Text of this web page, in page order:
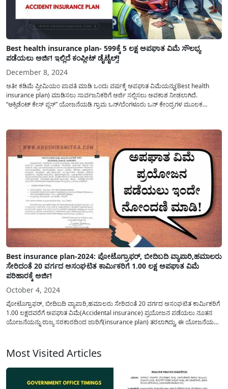
Best health insurance plan- 599ಕ್ಕೆ 5 ಲಕ್ಷ ಅಪಘಾತ ವಿಮೆ ಸೌಲಭ್ಯ
ಪಡೆಯಲು ಅರ್ಜಿ! ಇಲ್ಲಿದೆ ಕಂಪ್ಲೀಟ್ ಡೈಟೈಲ್ಸ್!
December 8, 2024
ಅತೀ ಕಡಿಮೆ ಪ್ರೀಮಿಯಂ ಪಾವತಿ ಮಾಡಿ ಒಂದು ವರ್ಷಕ್ಕೆ ಅಪಘಾತ ವಿಮೆಯನ್ನು(Best health
insurance plan) ಮಾಡಿಸಲು ಸಾರ್ವಜನಿಕರಿಗೆ ಅರ್ಜಿ ಸಲ್ಲಿಸಲು ಅವಕಾಶ ನೀಡಲಾಗಿದೆ.
“ಆಕ್ಸಿಡೆಂಟ್ ಕೇಸ್ ಪ್ಲಸ್” ಯೋಜನೆಯಡಿ ಗ್ರಾಮ ಒನ್/ಬೆಂಗಳೂರು ಒನ್ ಕೇಂದ್ರಗಳ ಮೂಲಕ
Best insurance plan-2024: ಪೋಟೊಗ್ರಾಫರ್, ಬೀದಿಬದಿ ವ್ಯಾಪಾರಿ,ಹಮಾಲರು
ಸೇರಿದಂತೆ 20 ವರ್ಗದ ಅಸಂಘಟಿತ ಕಾರ್ಮಿಕರಿಗೆ 1.00 ಲಕ್ಷ ಅಪಘಾತ ವಿಮೆ
ಪರಿಹಾರಕ್ಕೆ ಅರ್ಜಿ!
October 4, 2024
ಪೋಟೊಗ್ರಾಫರ್, ಬೀದಿಬದಿ ವ್ಯಾಪಾರಿ,ಹಮಾಲರು ಸೇರಿದಂತೆ 20 ವರ್ಗದ ಅಸಂಘಟಿತ ಕಾರ್ಮಿಕರಿಗೆ
1.00 ಲಕ್ಷದವರೆಗೆ ಅಪಘಾತ ವಿಮೆ(Accidental insurance) ಪ್ರಯೋಜನ ಪಡೆಯಲು ನೂತನ
ಯೋಜನೆಯನ್ನು ರಾಜ್ಯ ಸರಕಾರದಿಂದ ಜಾರಿಗೆ(insurance plan) ತರಲಾಗಿದ್ದು, ಈ ಯೋಜನೆಯ
Most Visited Articles